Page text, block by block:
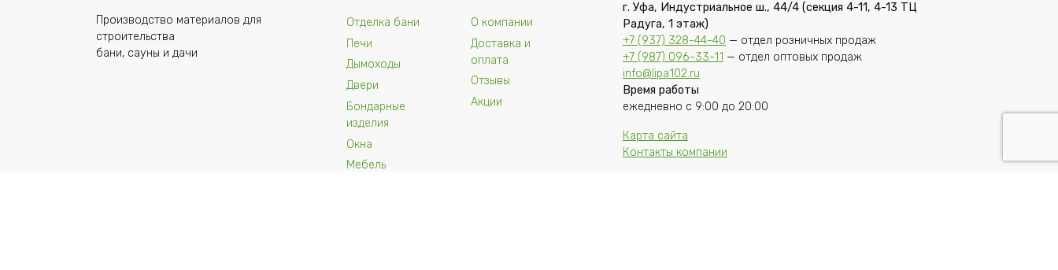
Производство материалов для
строительства
бани, сауны и дачи
Отделка бани
Печи
Дымоходы
Двери
Бондарные
изделия
Окна
Мебель
О компании
Доставка и
оплата
Отзывы
Акции
г. Уфа, Индустриальное ш., 44/4 (секция 4-11, 4-13 ТЦ
Радуга, 1 этаж)
+7 (937) 328-44-40 — отдел розничных продаж
+7 (987) 096-33-11 — отдел оптовых продаж
info@lipa102.ru
Время работы
ежедневно с 9:00 до 20:00
Карта сайта
Контакты компании